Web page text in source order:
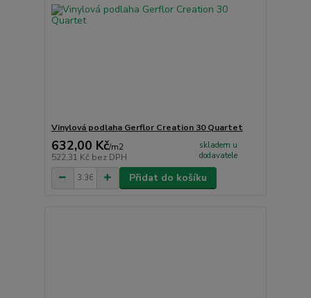
Vinylová podlaha Gerflor Creation 30 Quartet
632,00 Kč/m2
522,31 Kč bez DPH
skladem u
dodavatele
Přidat do košíku